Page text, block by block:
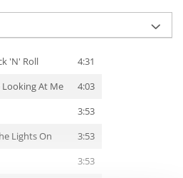
'N' Roll
4:31
Looking At Me
4:03
3:53
Lights On
3:53
3:53